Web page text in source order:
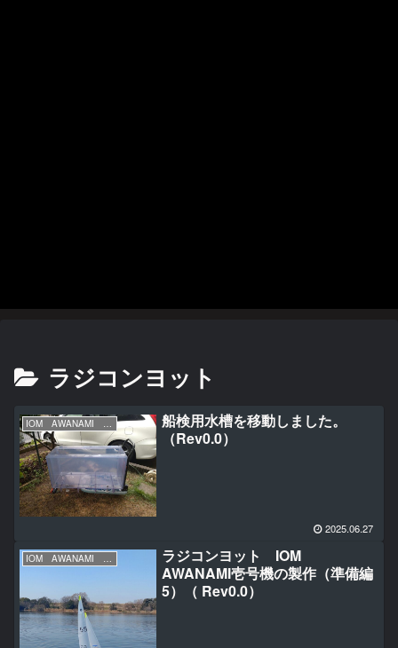
ラジコンヨット
IOM AWANAMI 初号機の製作
船検用水槽を移動しました。
（Rev0.0）
2025.06.27
IOM AWANAMI 初号機の製作
ラジコンヨット IOM
AWANAMI壱号機の製作（準備編
5）（ Rev0.0）